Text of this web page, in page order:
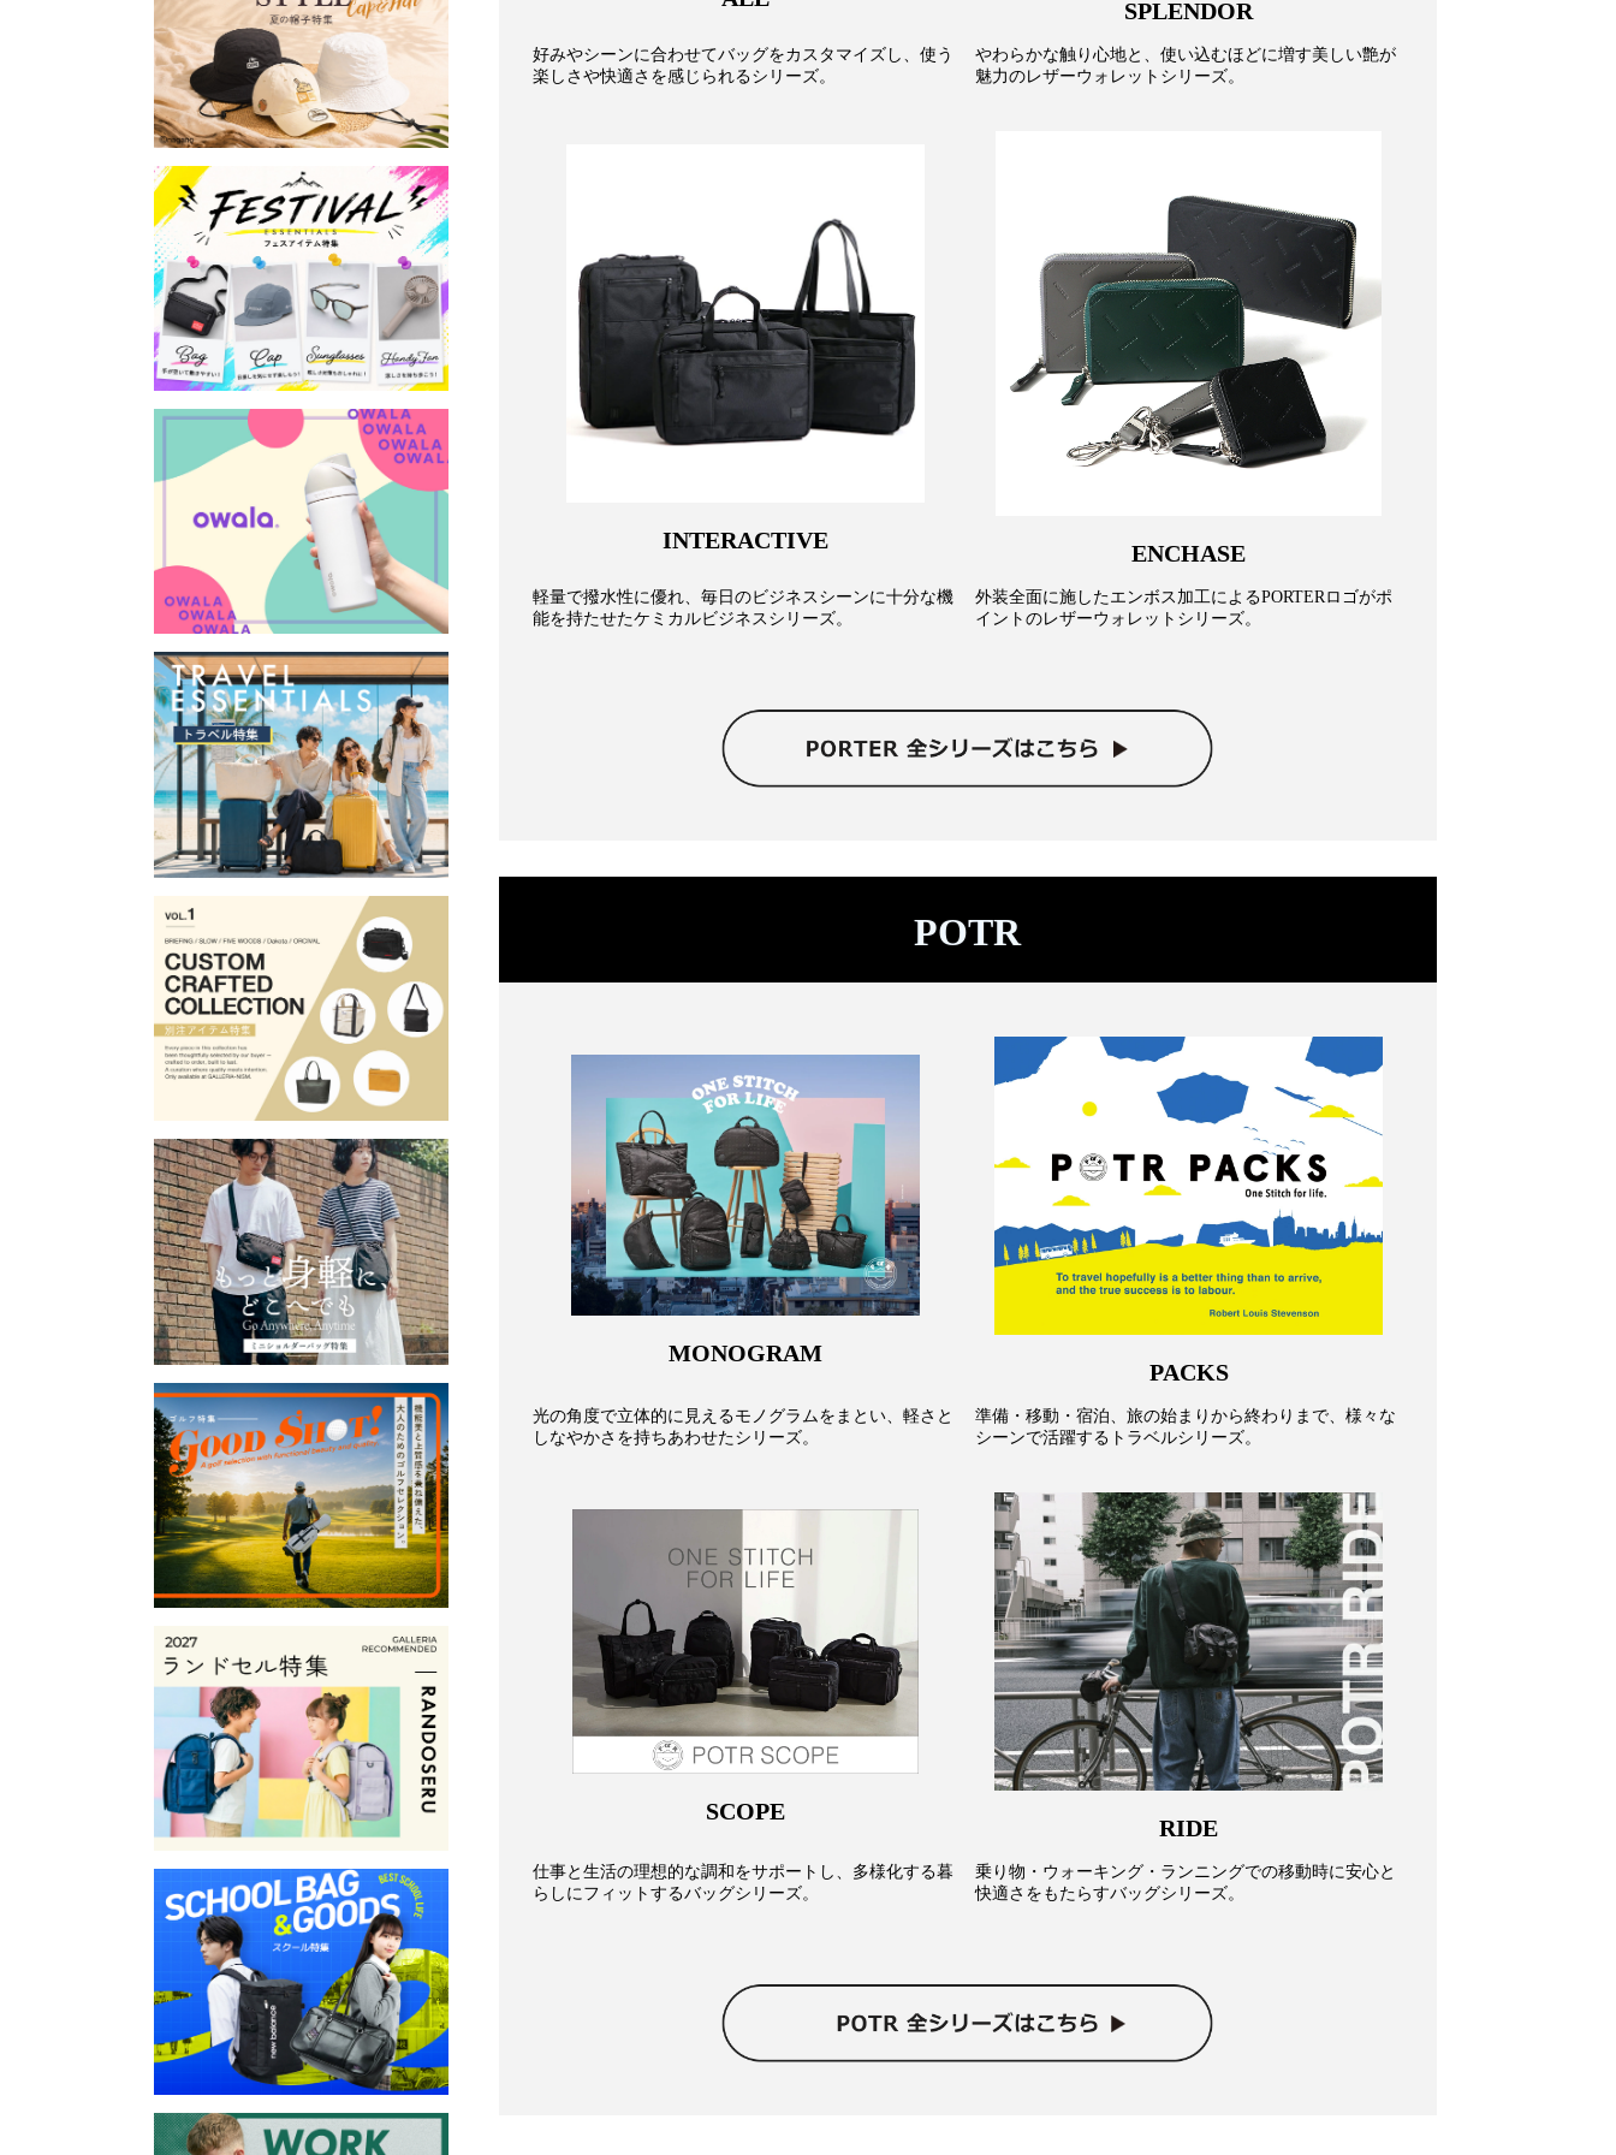
SPLENDOR
好みやシーンに合わせてバッグをカスタマイズし、使う
楽しさや快適さを感じられるシリーズ。
やわらかな触り心地と、使い込むほどに増す美しい艶が
魅力のレザーウォレットシリーズ。
INTERACTIVE
ENCHASE
軽量で撥水性に優れ、毎日のビジネスシーンに十分な機
能を持たせたケミカルビジネスシリーズ。
外装全面に施したエンボス加工によるPORTERロゴがポ
イントのレザーウォレットシリーズ。
POTR
MONOGRAM
PACKS
光の角度で立体的に見えるモノグラムをまとい、軽さと
しなやかさを持ちあわせたシリーズ。
準備・移動・宿泊、旅の始まりから終わりまで、様々な
シーンで活躍するトラベルシリーズ。
SCOPE
RIDE
仕事と生活の理想的な調和をサポートし、多様化する暮
らしにフィットするバッグシリーズ。
乗り物・ウォーキング・ランニングでの移動時に安心と
快適さをもたらすバッグシリーズ。